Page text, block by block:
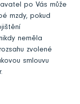
po Vás může
mzdy, pokud
neměla
zvolené
smlouvu